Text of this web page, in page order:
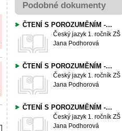
Podobné dokumenty
ČTENÍ S POROZUMĚNÍM - písmeno "Z"
Český jazyk 1. ročník ZŠ
Jana Podhorová
ČTENÍ S POROZUMĚNÍM - slova s písmeny b, d
Český jazyk 1. ročník ZŠ
Jana Podhorová
ČTENÍ S POROZUMĚNÍM - písmeno Ch, ch (3)
Český jazyk 1. ročník ZŠ
Jana Podhorová